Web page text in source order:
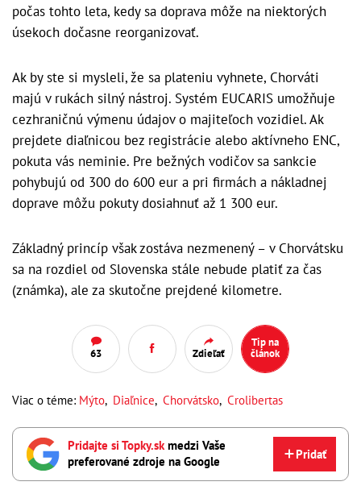
počas tohto leta, kedy sa doprava môže na niektorých
úsekoch dočasne reorganizovať.
Ak by ste si mysleli, že sa plateniu vyhnete, Chorváti
majú v rukách silný nástroj. Systém EUCARIS umožňuje
cezhraničnú výmenu údajov o majiteľoch vozidiel. Ak
prejdete diaľnicou bez registrácie alebo aktívneho ENC,
pokuta vás neminie. Pre bežných vodičov sa sankcie
pohybujú od 300 do 600 eur a pri firmách a nákladnej
doprave môžu pokuty dosiahnuť až 1 300 eur.
Základný princíp však zostáva nezmenený – v Chorvátsku
sa na rozdiel od Slovenska stále nebude platiť za čas
(známka), ale za skutočne prejdené kilometre.
63 Zdieľať
Tip na
článok
Viac o téme: Mýto, Diaľnice, Chorvátsko, Crolibertas
Pridajte si Topky.skmedzi Vaše
preferované zdroje na Google
Pridať